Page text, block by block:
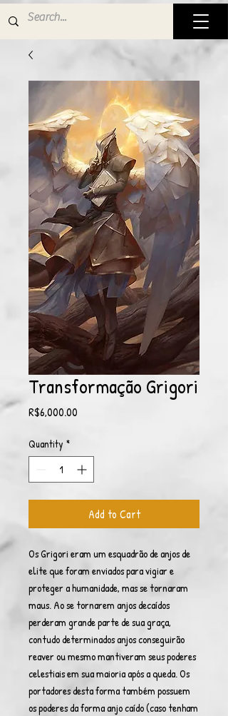
Transformação Grigori
R$6,000.00
Quantity *
Add to Cart
Os Grigori eram um esquadrão de anjos de
elite que foram enviados para vigiar e
proteger a humanidade, mas se tornaram
maus. Ao se tornarem anjos decaídos
perderam grande parte de sua graça,
contudo determinados anjos conseguirão
reaver ou mesmo mantiveram seus poderes
celestiais em sua maioria após a queda. Os
portadores desta forma também possuem
os poderes da forma anjo caído (caso tenham